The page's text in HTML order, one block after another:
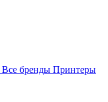
Все бренды Принтеры